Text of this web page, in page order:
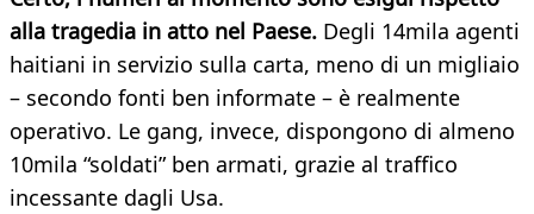
alla tragedia in atto nel Paese. Degli 14mila agenti
haitiani in servizio sulla carta, meno di un migliaio
– secondo fonti ben informate – è realmente
operativo. Le gang, invece, dispongono di almeno
10mila “soldati” ben armati, grazie al traffico
incessante dagli Usa.